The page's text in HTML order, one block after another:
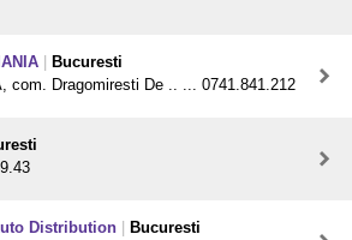
Bucuresti
com. Dragomiresti De .. ... 0741.841.212
Distribution
Bucuresti